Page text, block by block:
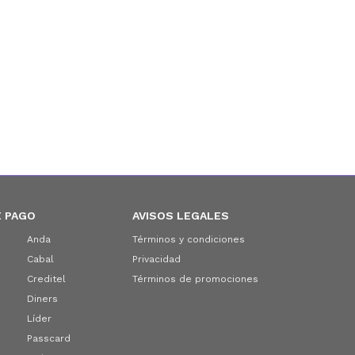
PAGO
Anda
Cabal
Creditel
Diners
Líder
Passcard
AVISOS LEGALES
Términos y condiciones
Privacidad
Términos de promociones